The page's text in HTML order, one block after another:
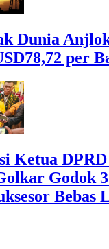
Dunia
per
Ketua
Godok
Bebas